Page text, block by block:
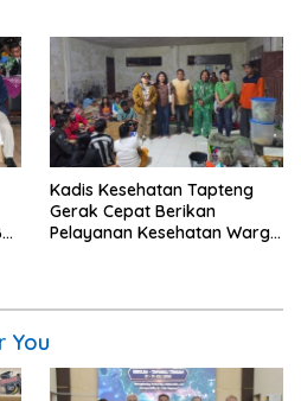
Kadis Kesehatan Tapteng
Gerak Cepat Berikan
Pelayanan Kesehatan Warga
You